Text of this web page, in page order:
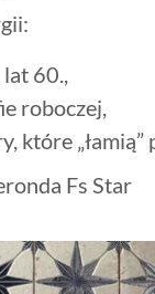
60.,
roboczej,
które „łamią”
Fs Star